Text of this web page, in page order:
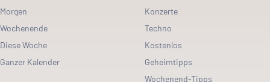
Morgen
Wochenende
Diese Woche
Ganzer Kalender
Konzerte
Techno
Kostenlos
Geheimtipps
Wochenend-Tipps